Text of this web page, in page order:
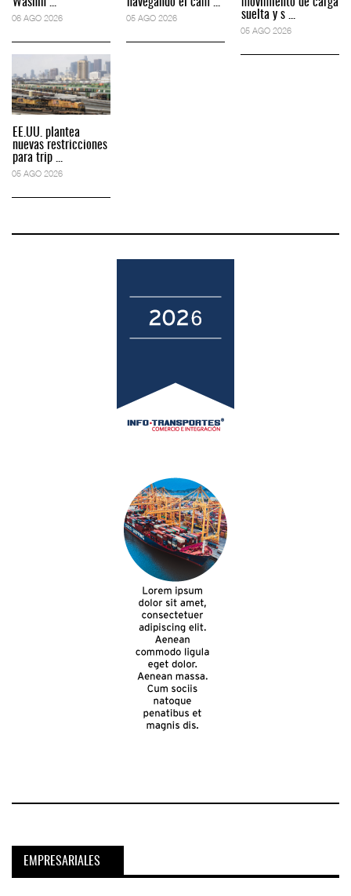
06 AGO 2026
EE.UU. plantea
nuevas restricciones
para trip ...
05 AGO 2026
05 AGO 2026
suelta y s ...
05 AGO 2026
EMPRESARIALES